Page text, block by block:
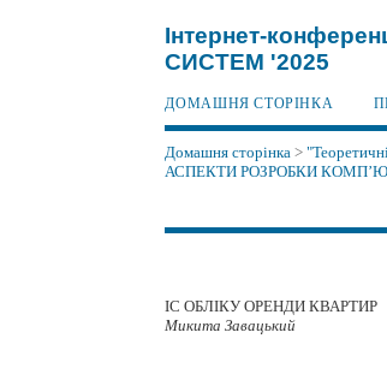
Інтернет-
СИСТЕМ '2025
ДОМАШНЯ СТОРІНКА
Домашня сторінка >
АСПЕКТИ РОЗРОБКИ
ІС ОБЛІКУ ОРЕНДИ КВАРТИР
Микита Завацький